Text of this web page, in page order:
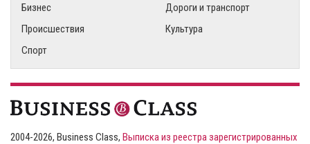
Бизнес
Дороги и транспорт
Происшествия
Культура
Спорт
2004-2026, Business Class, Выписка из реестра зарегистрированных